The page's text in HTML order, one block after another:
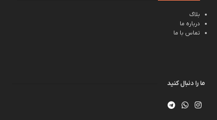
بلاگ
درباره ما
تماس با ما
ما را دنبال کنید